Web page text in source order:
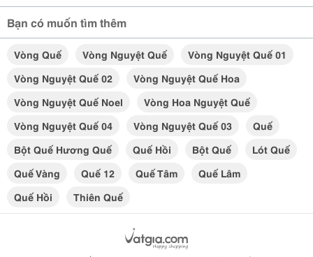
Bạn có muốn tìm thêm
Vòng Quế Vòng Nguyệt Quế
Vòng Nguyệt Quế 01
Vòng Nguyệt Quế 02
Vòng Nguyệt Quế Hoa
Vòng Nguyệt Quế Noel
Vòng Hoa Nguyệt Quế
Vòng Nguyệt Quế 04
Vòng Nguyệt Quế 03
Quế
Bột Quế Hương Quế
Quế Hồi Bột Quế
Lót Quế
Quế Vàng
Quế 12 Quế Tâm
Quế Lâm
Quế Hồi
Thiên Quế